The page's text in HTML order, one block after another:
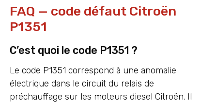
FAQ — code défaut Citroën
P1351
C’est quoi le code P1351 ?
Le code P1351 correspond à une anomalie
électrique dans le circuit du relais de
préchauffage sur les moteurs diesel Citroën. Il